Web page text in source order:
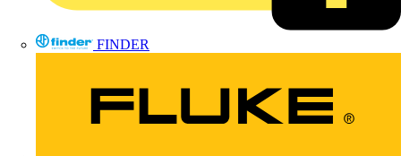
FINDER